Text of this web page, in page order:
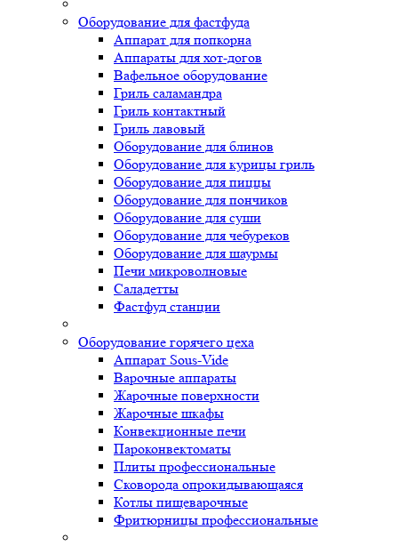
Оборудование для фастфуда
Аппарат для попкорна
Аппараты для хот-догов
Вафельное оборудование
Гриль саламандра
Гриль контактный
Гриль лавовый
Оборудование для блинов
Оборудование для курицы гриль
Оборудование для пиццы
Оборудование для пончиков
Оборудование для суши
Оборудование для чебуреков
Оборудование для шаурмы
Печи микроволновые
Саладетты
Фастфуд станции
Оборудование горячего цеха
Аппарат Sous-Vide
Варочные аппараты
Жарочные поверхности
Жарочные шкафы
Конвекционные печи
Пароконвектоматы
Плиты профессиональные
Сковорода опрокидывающаяся
Котлы пищеварочные
Фритюрницы профессиональные